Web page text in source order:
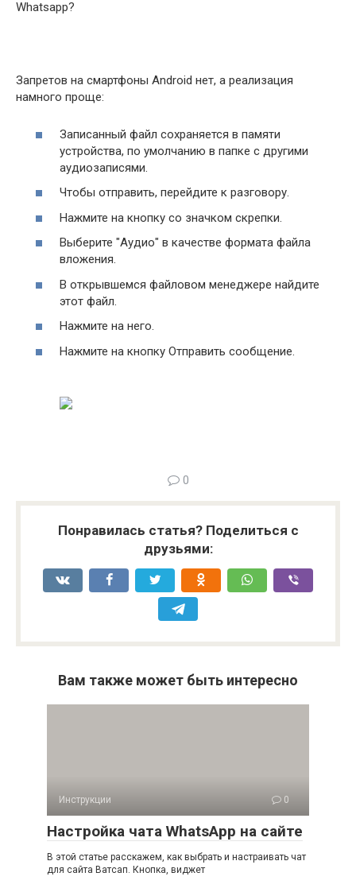
Запретов на смартфоны Android нет, а реализация
намного проще:
Записанный файл сохраняется в памяти
устройства, по умолчанию в папке с другими
аудиозаписями.
Чтобы отправить, перейдите к разговору.
Нажмите на кнопку со значком скрепки.
Выберите "Аудио" в качестве формата файла
вложения.
В открывшемся файловом менеджере найдите
этот файл.
Нажмите на него.
Нажмите на кнопку Отправить сообщение.
0
Понравилась статья? Поделиться с
друзьями:
Вам также может быть интересно
Инструкции 0
Настройка чата WhatsApp на сайте
В этой статье расскажем, как выбрать и настраивать чат
для сайта Ватсап. Кнопка, виджет